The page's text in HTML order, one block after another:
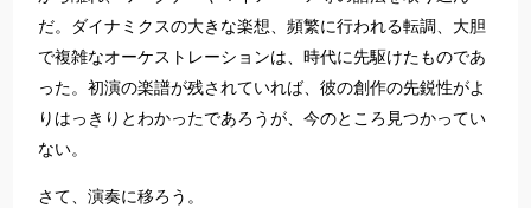
だ。ダイナミクスの大きな楽想、頻繁に行われる転調、大胆
で複雑なオーケストレーションは、時代に先駆けたものであ
った。初演の楽譜が残されていれば、彼の創作の先鋭性がよ
りはっきりとわかったであろうが、今のところ見つかってい
ない。
さて、演奏に移ろう。